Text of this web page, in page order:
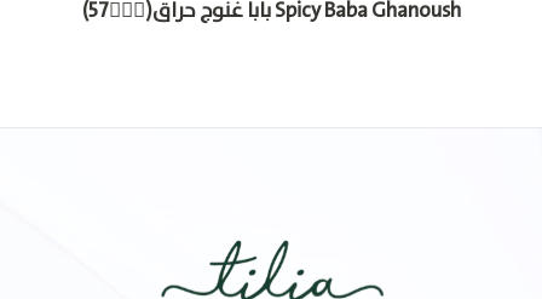
بابا غنوج حراق(🚶🏽‍♂57) Spicy Baba Ghanoush